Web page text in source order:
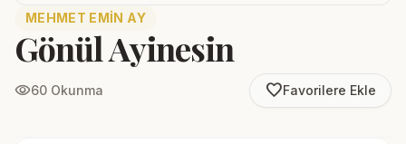
MEHMET EMIN AY
Gönül Ayinesin
visibility60 Okunma favorite_borderFavorilere Ekle